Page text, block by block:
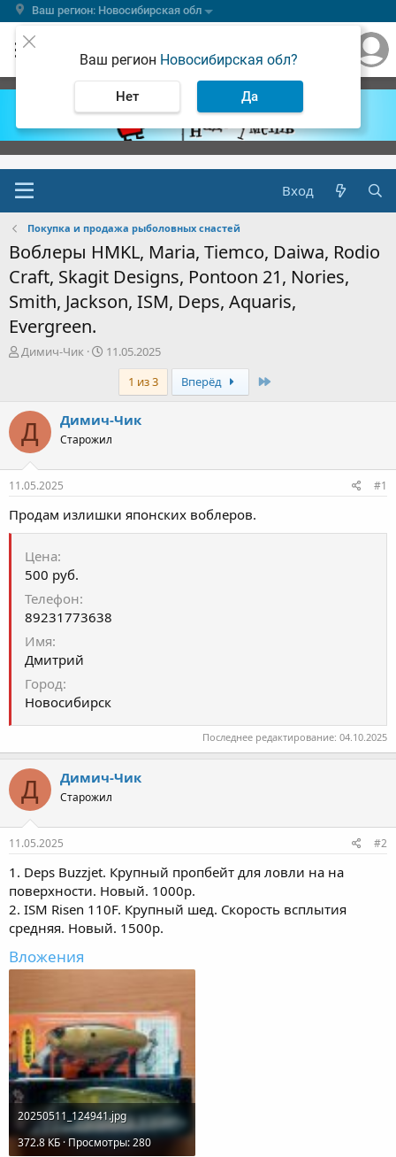
Ваш регион: Новосибирская обл
Ваш регион Новосибирская обл?
Нет Да
Вход
Покупка и продажа рыболовных снастей
Воблеры HMKL, Maria, Tiemco, Daiwa, Rodio
Craft, Skagit Designs, Pontoon 21, Nories,
Smith, Jackson, ISM, Deps, Aquaris,
Evergreen.
А
р
т
е
ы
Димич-Чик
Д
н
ч
11.05.2025
1 из 3
Вперёд
Д Димич-Чик
Старожил
11.05.2025 #1
Продам излишки японских воблеров.
Цена
500 руб.
Телефон
89231773638
Имя
Дмитрий
Город
Новосибирск
Последнее редактирование: 04.10.2025
Д Димич-Чик
Старожил
11.05.2025 #2
1. Deps Buzzjet. Крупный пропбейт для ловли на на
поверхности. Новый. 1000р.
2. ISM Risen 110F. Крупный шед. Скорость всплытия
средняя. Новый. 1500р.
Вложения
20250511_124941.jpg
372.8 КБ · Просмотры: 280